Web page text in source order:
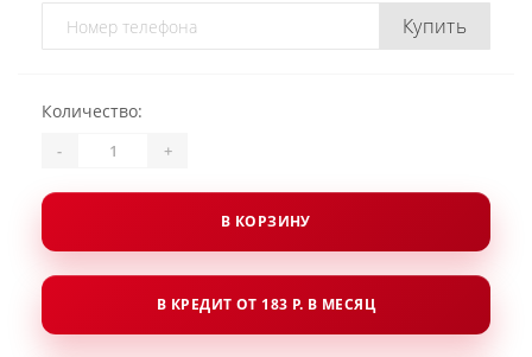
Купить
Количество:
- +
В КОРЗИНУ
В КРЕДИТ ОТ 183 Р. В МЕСЯЦ